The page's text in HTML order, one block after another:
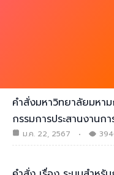
คำสั่งมหาวิทยาลัยมหา
กรรมการประสานงานก
ม.ค. 22, 2567